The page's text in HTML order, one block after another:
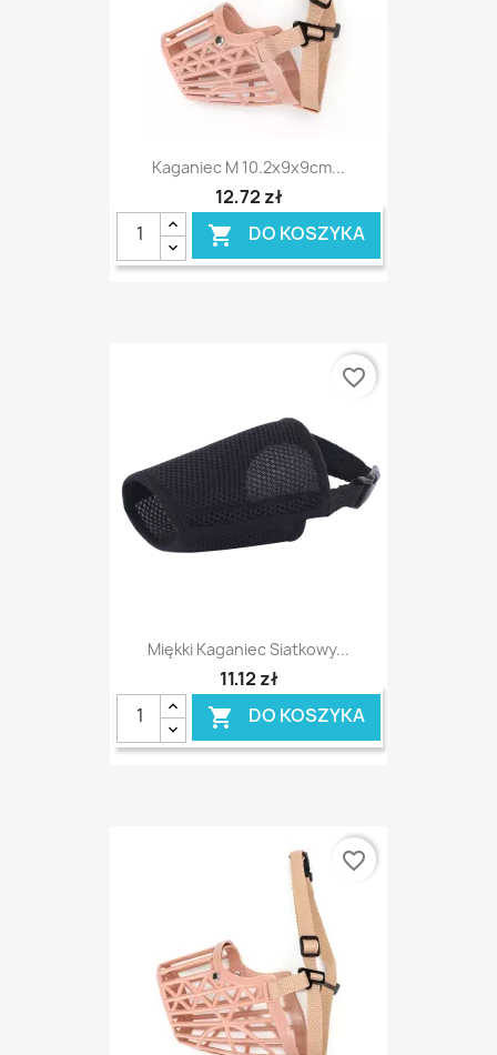
Kaganiec M 10.2x9x9cm...
12,72 zł
 DO KOSZYKA
Miękki Kaganiec Siatkowy...
11,12 zł
 DO KOSZYKA
favorite_border
favorite_border